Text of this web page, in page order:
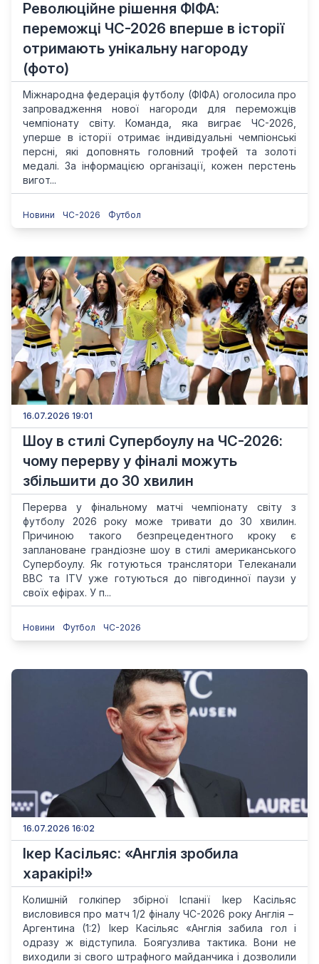
Революційне рішення ФІФА:
переможці ЧС-2026 вперше в історії
отримають унікальну нагороду
(фото)
Міжнародна федерація футболу (ФІФА) оголосила про
запровадження нової нагороди для переможців
чемпіонату світу. Команда, яка виграє ЧС-2026,
уперше в історії отримає індивідуальні чемпіонські
персні, які доповнять головний трофей та золоті
медалі. За інформацією організації, кожен перстень
вигот...
Новини ЧС-2026 Футбол
16.07.2026 19:01
Шоу в стилі Супербоулу на ЧС-2026:
чому перерву у фіналі можуть
збільшити до 30 хвилин
Перерва у фінальному матчі чемпіонату світу з
футболу 2026 року може тривати до 30 хвилин.
Причиною такого безпрецедентного кроку є
заплановане грандіозне шоу в стилі американського
Супербоулу. Як готуються транслятори Телеканали
BBC та ITV уже готуються до півгодинної паузи у
своїх ефірах. У п...
Новини Футбол ЧС-2026
16.07.2026 16:02
Ікер Касільяс: «Англія зробила
харакірі!»
Колишній голкіпер збірної Іспанії Ікер Касільяс
висловився про матч 1/2 фіналу ЧС-2026 року Англія – ​​
Аргентина (1:2) Ікер Касільяс «Англія забила гол і
одразу ж відступила. Боягузлива тактика. Вони не
виходили зі свого штрафного майданчика і дозволили